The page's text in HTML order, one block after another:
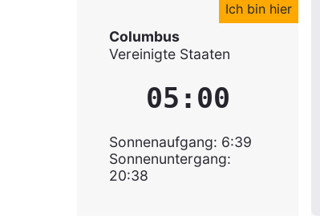
Ich bin hier
Columbus
Vereinigte Staaten
05:00
Sonnenaufgang: 6:39
Sonnenuntergang:
20:38